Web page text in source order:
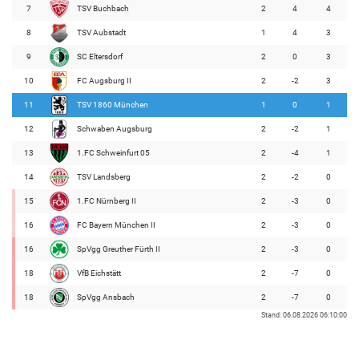
7 TSV Buchbach 2 4 4
8 TSV Aubstadt 1 4 3
9 SC Eltersdorf 2 0 3
10 FC Augsburg II 2 -2 3
11 TSV 1860 München 1 0 1
12 Schwaben Augsburg 2 -2 1
13 1.FC Schweinfurt 05 2 -4 1
14 TSV Landsberg 2 -2 0
15 1.FC Nürnberg II 2 -3 0
16 FC Bayern München II 2 -3 0
16 SpVgg Greuther Fürth II 2 -3 0
18 VfB Eichstätt 2 -7 0
18 SpVgg Ansbach 2 -7 0
Stand: 06.08.2026 06:10:00